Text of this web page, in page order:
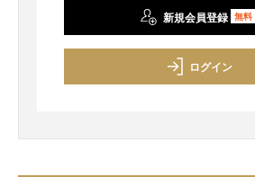
新規会員登録 無料
ログイン